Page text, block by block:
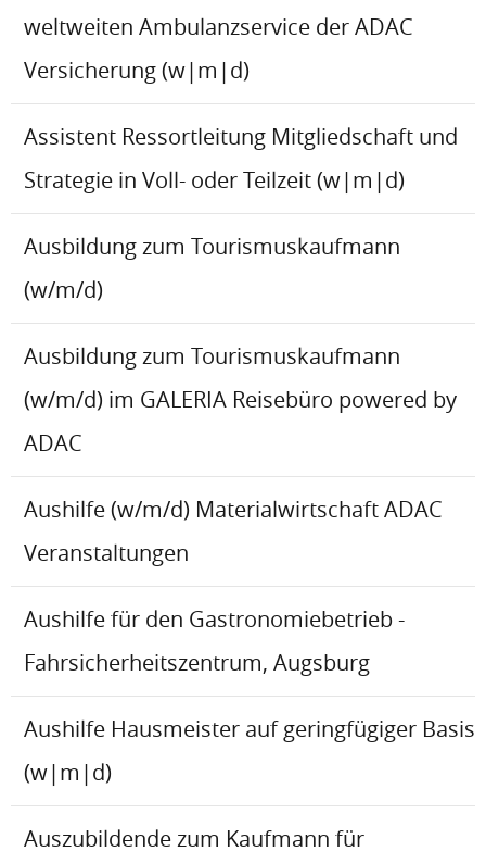
weltweiten Ambulanzservice der ADAC
Versicherung (w|m|d)
Assistent Ressortleitung Mitgliedschaft und
Strategie in Voll- oder Teilzeit (w|m|d)
Ausbildung zum Tourismuskaufmann
(w/m/d)
Ausbildung zum Tourismuskaufmann
(w/m/d) im GALERIA Reisebüro powered by
ADAC
Aushilfe (w/m/d) Materialwirtschaft ADAC
Veranstaltungen
Aushilfe für den Gastronomiebetrieb -
Fahrsicherheitszentrum, Augsburg
Aushilfe Hausmeister auf geringfügiger Basis
(w|m|d)
Auszubildende zum Kaufmann für